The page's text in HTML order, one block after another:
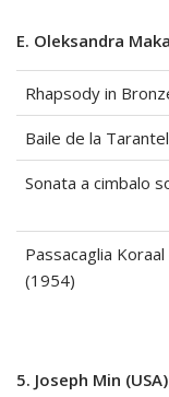
E. Oleksandra
Rhapsody in
Baile de la
Sonata a cimbalo
Passacaglia Koraal
(1954)
5. Joseph Min (USA)